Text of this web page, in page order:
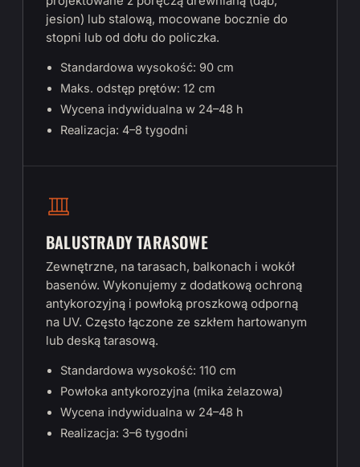
jesion) lub stalową, mocowane bocznie do
stopni lub od dołu do policzka.
Standardowa wysokość: 90 cm
Maks. odstęp prętów: 12 cm
Wycena indywidualna w 24–48 h
Realizacja: 4–8 tygodni
BALUSTRADY TARASOWE
Zewnętrzne, na tarasach, balkonach i wokół
basenów. Wykonujemy z dodatkową ochroną
antykorozyjną i powłoką proszkową odporną
na UV. Często łączone ze szkłem hartowanym
lub deską tarasową.
Standardowa wysokość: 110 cm
Powłoka antykorozyjna (mika żelazowa)
Wycena indywidualna w 24–48 h
Realizacja: 3–6 tygodni